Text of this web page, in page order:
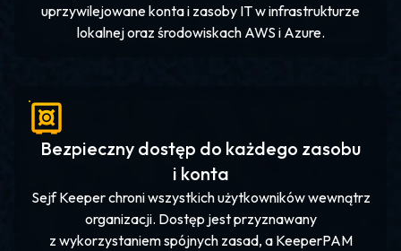
uprzywilejowane konta i zasoby IT w infrastrukturze
lokalnej oraz środowiskach AWS i Azure.
Bezpieczny dostęp do każdego zasobu
i konta
Sejf Keeper chroni wszystkich użytkowników wewnątrz
organizacji. Dostęp jest przyznawany
z wykorzystaniem spójnych zasad, a KeeperPAM